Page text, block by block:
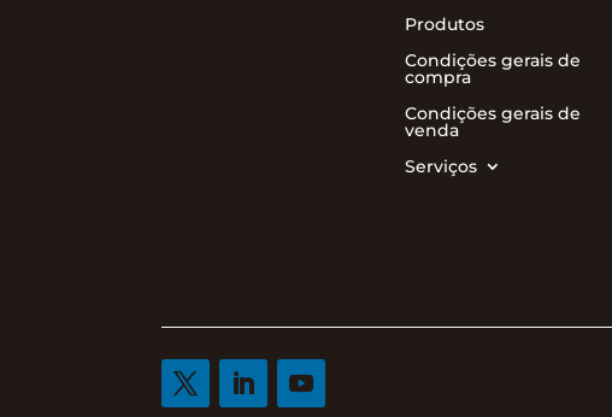
Produtos
Condições gerais de
compra
Condições gerais de
venda
Serviços